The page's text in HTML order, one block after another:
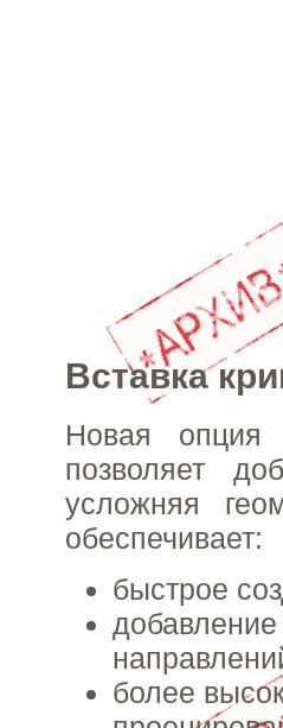
Вставка
Новая опция
позволяет
усложняя
обеспечивает:
быстрое
более